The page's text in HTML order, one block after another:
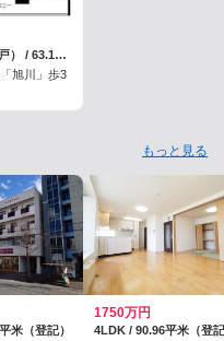
2LDK+S（納戸） / 63.1平米（登記）
旭川」歩3
もっと見る
米（登記）
1750万円
4LDK / 90.96平米（登